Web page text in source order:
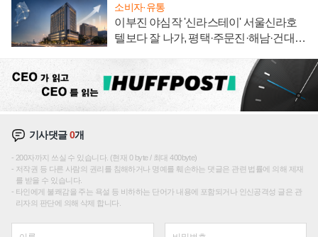
소비자·유통
이부진 야심작 '신라스테이' 서울신라호
텔보다 잘 나가, 평택·주문진·해남·건대로
기사댓글0개
200자까지 쓰실 수 있습니다. (현재 0 byte / 최대 400byte)
저작권 등 다른 사람의 권리를 침해하거나 명예를 훼손하는 댓글은 관련 법률에 의해 제재
를 받을 수 있습니다.
타인에게 불쾌감을 주는 욕설 등 비하하는 단어가 내용에 포함되거나 인신공격성 글은 관
리자의 판단에 의해 삭제 합니다.